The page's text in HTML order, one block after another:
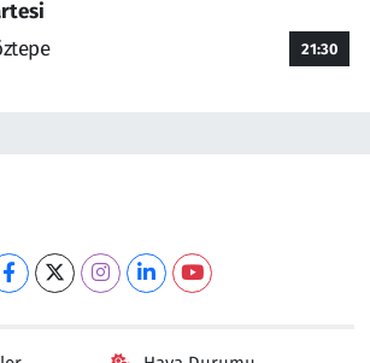
21:30